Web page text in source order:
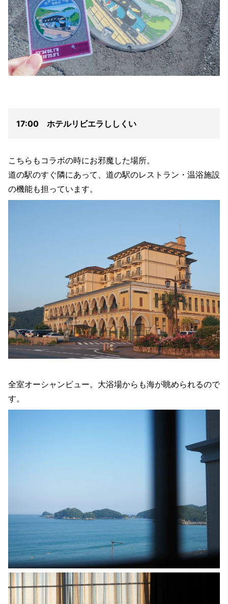
17:00 ホテルリビエラししくい
こちらもコラボの時にお邪魔した場所。
道の駅のすぐ隣にあって、道の駅のレストラン・温浴施設
の機能も担っています。
全室オーシャンビュー。大浴場からも海が眺められるので
す。